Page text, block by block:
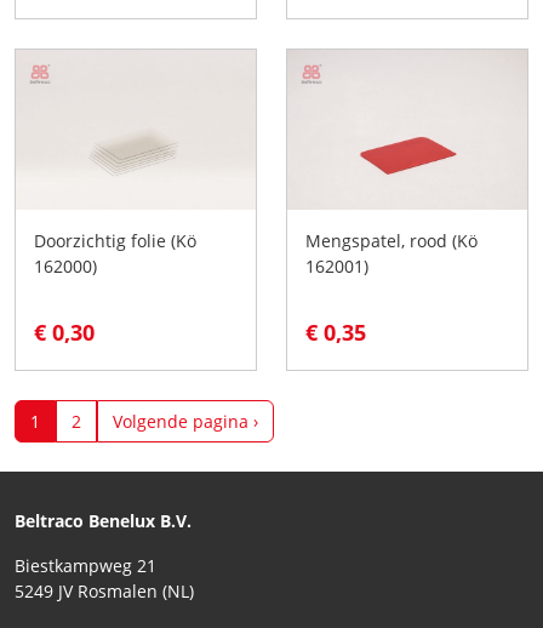
Doorzichtig folie (Kö
162000)
€ 0,30
Mengspatel, rood (Kö
162001)
€ 0,35
1 2 Volgende pagina ›
Beltraco Benelux B.V.
Biestkampweg 21
5249 JV Rosmalen (NL)